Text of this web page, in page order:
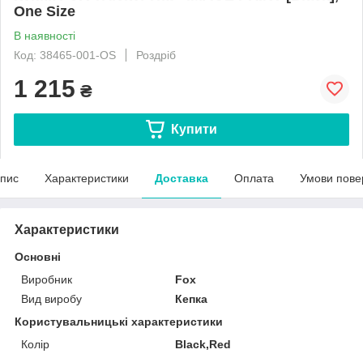
One Size
В наявності
Код: 38465-001-OS
Роздріб
1 215 ₴
Купити
Характеристики Доставка Оплата Умови
Характеристики
Основні
Виробник
Fox
Вид виробу
Кепка
Користувальницькі характеристики
Колір
Black,Red